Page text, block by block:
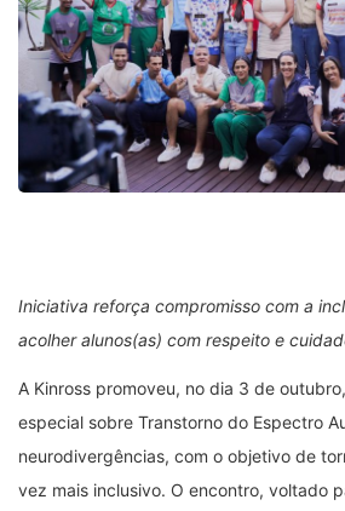
Iniciativa reforça compromisso com a
acolher alunos(as) com respeito e
A Kinross promoveu, no dia 3 de
especial sobre Transtorno do Espectro
neurodivergências, com o objetivo de
vez mais inclusivo. O encontro, voltado